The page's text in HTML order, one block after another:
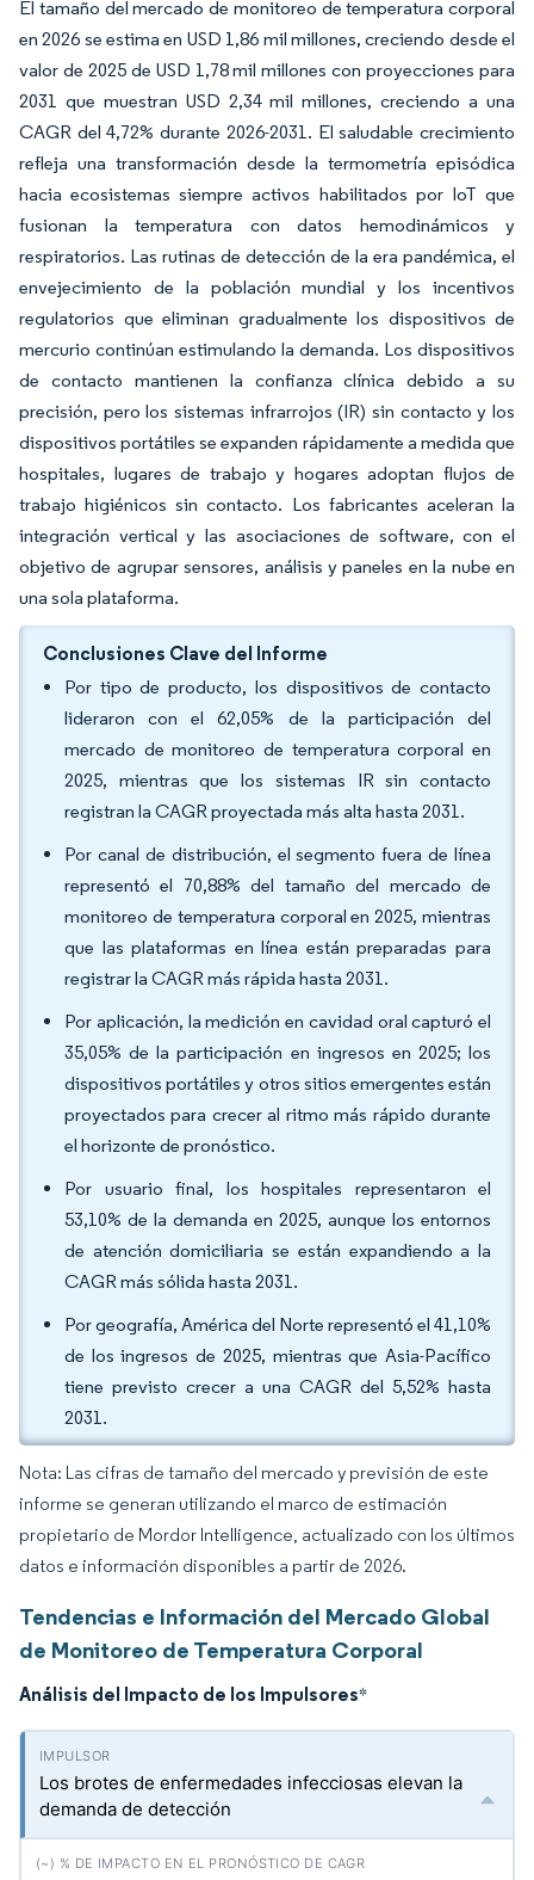
El tamaño del mercado de monitoreo de temperatura corporal
en 2026 se estima en USD 1,86 mil millones, creciendo desde el
valor de 2025 de USD 1,78 mil millones con proyecciones para
2031 que muestran USD 2,34 mil millones, creciendo a una
CAGR del 4,72% durante 2026-2031. El saludable crecimiento
refleja una transformación desde la termometría episódica
hacia ecosistemas siempre activos habilitados por IoT que
fusionan la temperatura con datos hemodinámicos y
respiratorios. Las rutinas de detección de la era pandémica, el
envejecimiento de la población mundial y los incentivos
regulatorios que eliminan gradualmente los dispositivos de
mercurio continúan estimulando la demanda. Los dispositivos
de contacto mantienen la confianza clínica debido a su
precisión, pero los sistemas infrarrojos (IR) sin contacto y los
dispositivos portátiles se expanden rápidamente a medida que
hospitales, lugares de trabajo y hogares adoptan flujos de
trabajo higiénicos sin contacto. Los fabricantes aceleran la
integración vertical y las asociaciones de software, con el
objetivo de agrupar sensores, análisis y paneles en la nube en
una sola plataforma.
Conclusiones Clave del Informe
Por tipo de producto, los dispositivos de contacto
lideraron con el 62,05% de la participación del
mercado de monitoreo de temperatura corporal en
2025, mientras que los sistemas IR sin contacto
registran la CAGR proyectada más alta hasta 2031.
Por canal de distribución, el segmento fuera de línea
representó el 70,88% del tamaño del mercado de
monitoreo de temperatura corporal en 2025, mientras
que las plataformas en línea están preparadas para
registrar la CAGR más rápida hasta 2031.
Por aplicación, la medición en cavidad oral capturó el
35,05% de la participación en ingresos en 2025; los
dispositivos portátiles y otros sitios emergentes están
proyectados para crecer al ritmo más rápido durante
el horizonte de pronóstico.
Por usuario final, los hospitales representaron el
53,10% de la demanda en 2025, aunque los entornos
de atención domiciliaria se están expandiendo a la
CAGR más sólida hasta 2031.
Por geografía, América del Norte representó el 41,10%
de los ingresos de 2025, mientras que Asia-Pacífico
tiene previsto crecer a una CAGR del 5,52% hasta
2031.
Nota: Las cifras de tamaño del mercado y previsión de este
informe se generan utilizando el marco de estimación
propietario de Mordor Intelligence, actualizado con los últimos
datos e información disponibles a partir de 2026.
Tendencias e Información del Mercado Global
de Monitoreo de Temperatura Corporal
Análisis del Impacto de los Impulsores*
Los brotes de enfermedades infecciosas elevan la
demanda de detección